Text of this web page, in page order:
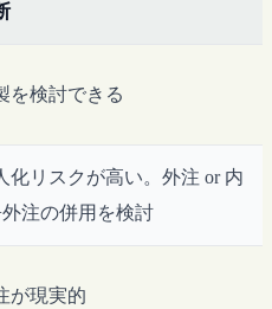
を検討できる
化リスクが高い。外注 or 内
注の併用を検討
が現実的